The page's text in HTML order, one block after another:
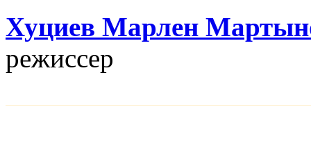
Хуциев Марлен
режисcер